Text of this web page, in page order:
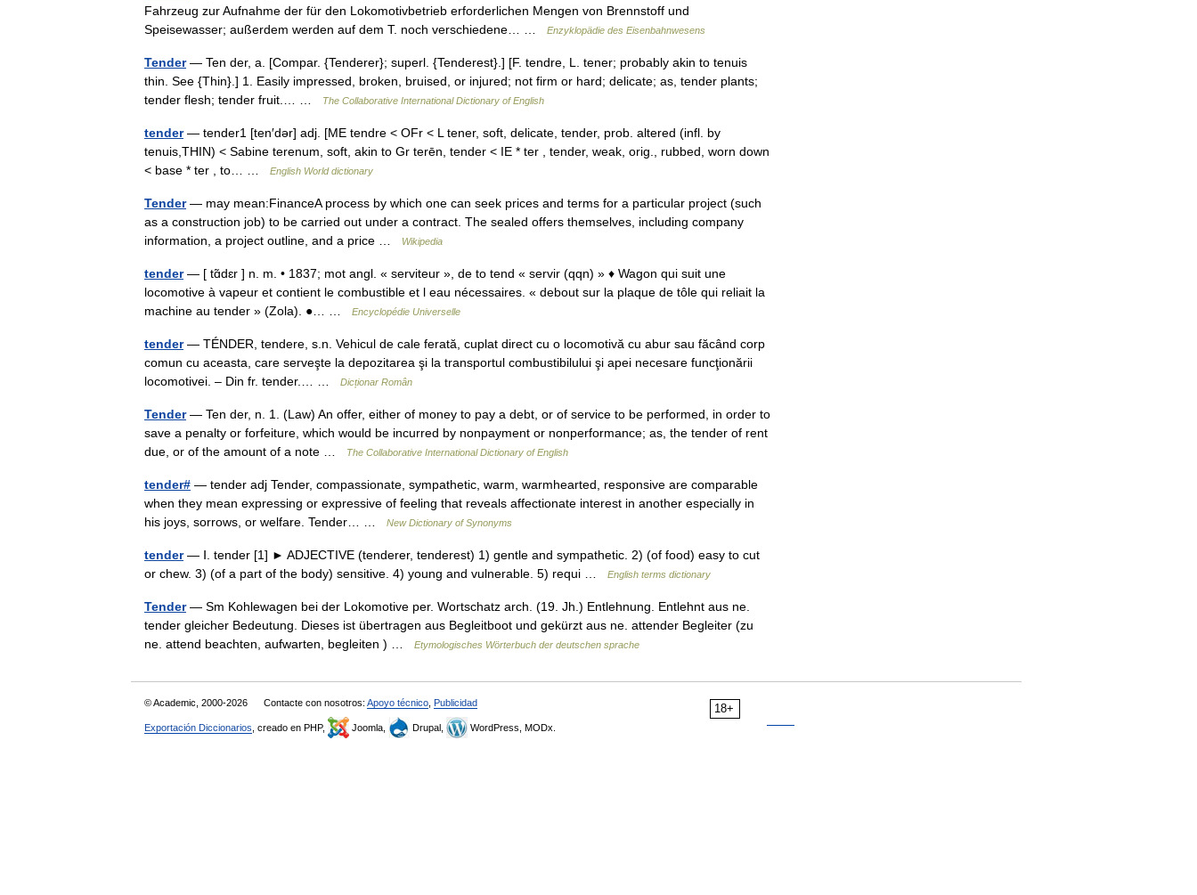
Fahrzeug zur Aufnahme der für den Lokomotivbetrieb erforderlichen Mengen von Brennstoff und
Speisewasser; außerdem werden auf dem T. noch verschiedene… …
Enzyklopädie des Eisenbahnwesens
Tender— Ten der, a. [Compar. {Tenderer}; superl. {Tenderest}.] [F. tendre, L. tener; probably akin to tenuis
thin. See {Thin}.] 1. Easily impressed, broken, bruised, or injured; not firm or hard; delicate; as, tender plants;
tender flesh; tender fruit.… …
The Collaborative International Dictionary of English
tender— tender1 [ten′dər] adj. [ME tendre < OFr < L tener, soft, delicate, tender, prob. altered (infl. by
tenuis,THIN) < Sabine terenum, soft, akin to Gr terēn, tender < IE * ter , tender, weak, orig., rubbed, worn down
< base * ter , to… …
English World dictionary
Tender— may mean:FinanceA process by which one can seek prices and terms for a particular project (such
as a construction job) to be carried out under a contract. The sealed offers themselves, including company
information, a project outline, and a price …
Wikipedia
tender— [ tɑ̃dɛr ] n. m. • 1837; mot angl. « serviteur », de to tend « servir (qqn) » ♦ Wagon qui suit une
locomotive à vapeur et contient le combustible et l eau nécessaires. « debout sur la plaque de tôle qui reliait la
machine au tender » (Zola). ●… …
Encyclopédie Universelle
tender— TÉNDER, tendere, s.n. Vehicul de cale ferată, cuplat direct cu o locomotivă cu abur sau făcând corp
comun cu aceasta, care serveşte la depozitarea şi la transportul combustibilului şi apei necesare funcţionării
locomotivei. – Din fr. tender.… …
Dicționar Român
Tender— Ten der, n. 1. (Law) An offer, either of money to pay a debt, or of service to be performed, in order to
save a penalty or forfeiture, which would be incurred by nonpayment or nonperformance; as, the tender of rent
due, or of the amount of a note …
The Collaborative International Dictionary of English
tender# — tender adj Tender, compassionate, sympathetic, warm, warmhearted, responsive are comparable
when they mean expressing or expressive of feeling that reveals affectionate interest in another especially in
his joys, sorrows, or welfare. Tender… …
New Dictionary of Synonyms
tender— Ⅰ. tender [1] ► ADJECTIVE (tenderer, tenderest) 1) gentle and sympathetic. 2) (of food) easy to cut
or chew. 3) (of a part of the body) sensitive. 4) young and vulnerable. 5) requi …
English terms dictionary
Tender— Sm Kohlewagen bei der Lokomotive per. Wortschatz arch. (19. Jh.) Entlehnung. Entlehnt aus ne.
tender gleicher Bedeutung. Dieses ist übertragen aus Begleitboot und gekürzt aus ne. attender Begleiter (zu
ne. attend beachten, aufwarten, begleiten ) …
Etymologisches Wörterbuch der deutschen sprache
18+
© Academic, 2000-2026 Contacte con nosotros: Apoyo técnico Publicidad
Exportación Diccionarios , creado en PHP, Joomla, Drupal, WordPress, MODx.